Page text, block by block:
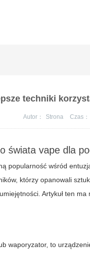
techniki
Autor： Strona Czas：
świata vape dla
popularność wśród
którzy opanowali
Artykuł ten
waporyzator, to